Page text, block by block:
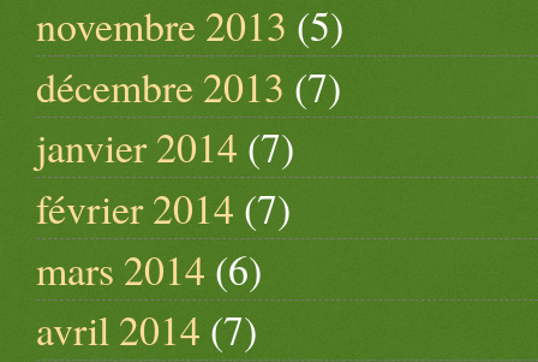
novembre 2013 (5)
décembre 2013 (7)
janvier 2014 (7)
février 2014 (7)
mars 2014 (6)
avril 2014 (7)